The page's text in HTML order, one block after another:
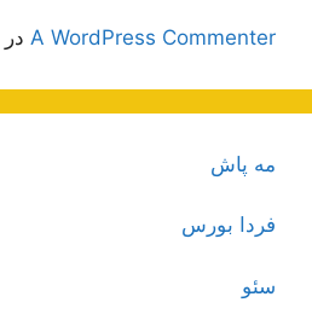
A WordPress Commenter در
مه پاش
فردا بورس
سئو